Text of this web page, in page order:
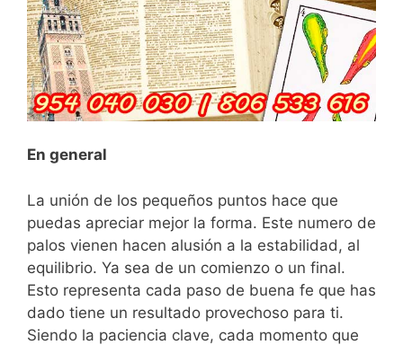
En general
La unión de los pequeños puntos hace que
puedas apreciar mejor la forma. Este numero de
palos vienen hacen alusión a la estabilidad, al
equilibrio. Ya sea de un comienzo o un final.
Esto representa cada paso de buena fe que has
dado tiene un resultado provechoso para ti.
Siendo la paciencia clave, cada momento que